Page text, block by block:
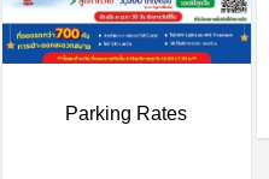
Parking Rates